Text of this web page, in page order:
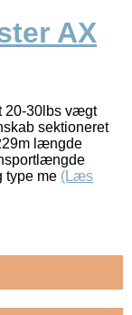
AX
20-30lbs vægt
sektioneret
længde
type me (Læs